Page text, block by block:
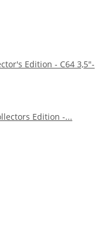
Edition - C64 3,5"-